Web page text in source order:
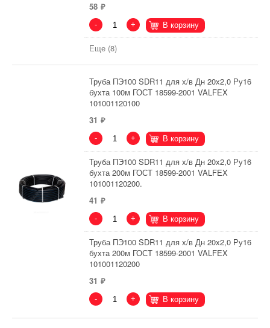
58
- + В корзину
Еще (8)
Труба ПЭ100 SDR11 для х/в Дн 20х2,0 Ру16
бухта 100м ГОСТ 18599-2001 VALFEX
101001120100
31
- + В корзину
Труба ПЭ100 SDR11 для х/в Дн 20х2,0 Ру16
бухта 200м ГОСТ 18599-2001 VALFEX
101001120200.
41
- + В корзину
Труба ПЭ100 SDR11 для х/в Дн 20х2,0 Ру16
бухта 200м ГОСТ 18599-2001 VALFEX
101001120200
31
- + В корзину